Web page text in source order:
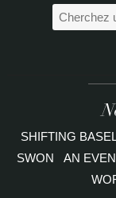
SHIFTING
SWON
AN